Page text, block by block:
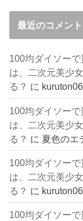
最近のコメント
100均ダイソー
は、二次元美少
る？ に
100均ダイソー
は、二次元美少
る？ に 夏色のエ
100均ダイソー
は、二次元美少
る？ に
100均ダイソー